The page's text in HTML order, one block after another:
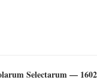
Selectarum —